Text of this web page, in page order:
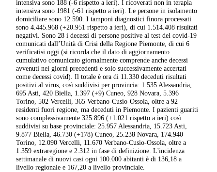
intensiva sono 188 (-6 rispetto a ieri). I ricoverati non in terapia
intensiva sono 1981 (-61 rispetto a ieri). Le persone in isolamento
domiciliare sono 12.590. I tamponi diagnostici finora processati
sono 4.445.968 (+20.951 rispetto a ieri), di cui 1.514.408 risultati
negativi. Sono 28 i decessi di persone positive al test del covid-19
comunicati dall’Unità di Crisi della Regione Piemonte, di cui 6
verificatisi oggi (si ricorda che il dato di aggiornamento
cumulativo comunicato giornalmente comprende anche decessi
avvenuti nei giorni precedenti e solo successivamente accertati
come decessi covid). Il totale è ora di 11.330 deceduti risultati
positivi al virus, così suddivisi per provincia: 1.535 Alessandria,
695 Asti, 420 Biella, 1.397 (+9) Cuneo, 928 Novara, 5.396
Torino, 502 Vercelli, 365 Verbano-Cusio-Ossola, oltre a 92
residenti fuori regione, ma deceduti in Piemonte. I pazienti guariti
sono complessivamente 325.896 (+1.021 rispetto a ieri) così
suddivisi su base provinciale: 25.957 Alessandria, 15.723 Asti,
9.877 Biella, 46.730 (+178) Cuneo, 25.238 Novara, 174.940
Torino, 12.090 Vercelli, 11.670 Verbano-Cusio-Ossola, oltre a
1.359 extraregione e 2.312 in fase di definizione. L'incidenza
settimanale di nuovi casi ogni 100.000 abitanti è di 136,18 a
livello regionale e 167,20 a livello provinciale.